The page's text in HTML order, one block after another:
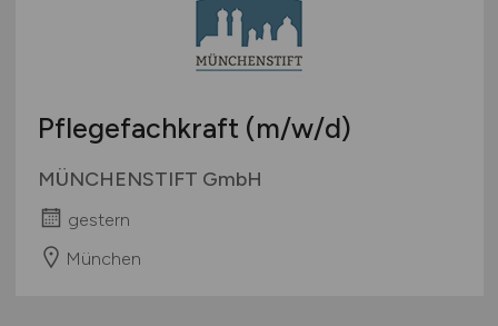
Pflegefachkraft (m/w/d)
MÜNCHENSTIFT GmbH
gestern
München